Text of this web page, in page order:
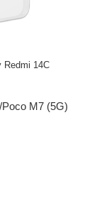
Redmi 14C
M7 (5G)